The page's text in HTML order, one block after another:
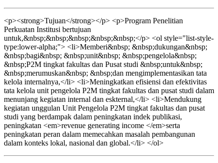
<p><strong>Tujuan</strong></p> <p>Program Penelitian
Perkuatan Institusi bertujuan
untuk,&nbsp;&nbsp;&nbsp;&nbsp;&nbsp;</p> <ol style="list-style-
type:lower-alpha;"> <li>Memberi&nbsp; &nbsp;dukungan&nbsp;
&nbsp;bagi&nbsp; &nbsp;unit&nbsp; &nbsp;pengelola&nbsp;
&nbsp;P2M tingkat fakultas dan Pusat studi &nbsp;untuk&nbsp;
&nbsp;merumuskan&nbsp; &nbsp;dan mengimplementasikan tata
kelola internalnya,</li> <li>Meningkatkan efisiensi dan efektivitas
tata kelola unit pengelola P2M tingkat fakultas dan pusat studi dalam
menunjang kegiatan internal dan eskternal,</li> <li>Mendukung
kegiatan unggulan Unit Pengelola P2M tingkat fakultas dan pusat
studi yang berdampak dalam peningkatan indek publikasi,
peningkatan <em>revenue generating income </em>serta
peningkatan peran dalam memecahkan masalah pembangunan
dalam konteks lokal, nasional dan global.</li> </ol>